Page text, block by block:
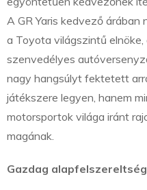
A GR Yaris kedvező árában
a Toyota világszintű
szenvedélyes
nagy hangsúlyt fektetett
játékszere legyen, hanem
motorsportok világa iránt
magának.
Gazdag